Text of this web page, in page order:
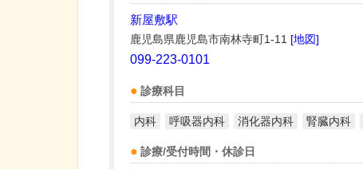
新屋敷駅
鹿児島県鹿児島市南林寺町1-11 [地図]
099-223-0101
診療科目
内科 呼吸器内科 消化器内科 腎臓内科
診療/受付時間・休診日